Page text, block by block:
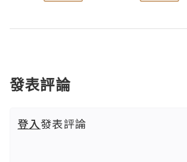
發表評論
登入發表評論